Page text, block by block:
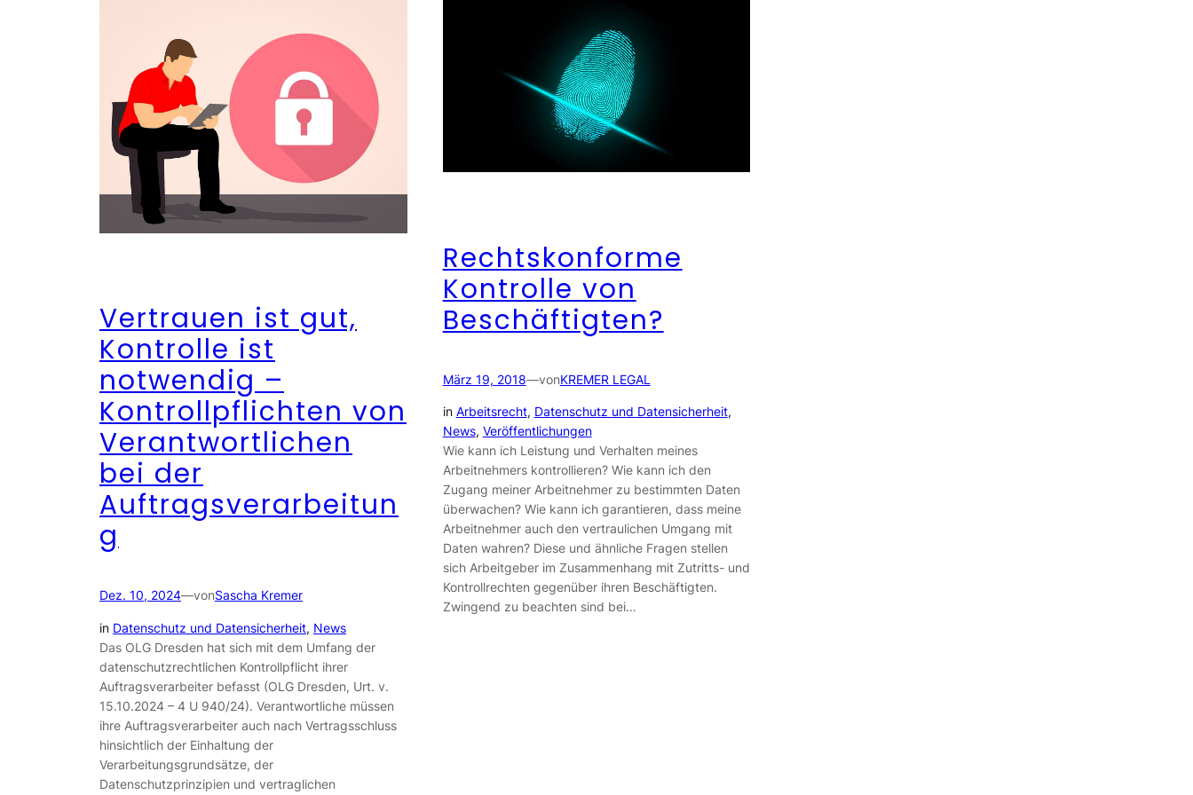
Vertrauen ist gut,
Kontrolle ist
notwendig –
Kontrollpflichten von
Verantwortlichen
bei der
Auftragsverarbeitun
g
Dez. 10, 2024—vonSascha Kremer
in Datenschutz und Datensicherheit, News
Das OLG Dresden hat sich mit dem Umfang der
datenschutzrechtlichen Kontrollpflicht ihrer
Auftragsverarbeiter befasst (OLG Dresden, Urt. v.
15.10.2024 – 4 U 940/24). Verantwortliche müssen
ihre Auftragsverarbeiter auch nach Vertragsschluss
hinsichtlich der Einhaltung der
Verarbeitungsgrundsätze, der
Datenschutzprinzipien und vertraglichen
Rechtskonforme
Kontrolle von
Beschäftigten?
März 19, 2018—vonKREMER LEGAL
in Arbeitsrecht, Datenschutz und Datensicherheit
News, Veröffentlichungen
Wie kann ich Leistung und Verhalten meines
Arbeitnehmers kontrollieren? Wie kann ich den
Zugang meiner Arbeitnehmer zu bestimmten Daten
überwachen? Wie kann ich garantieren, dass meine
Arbeitnehmer auch den vertraulichen Umgang mit
Daten wahren? Diese und ähnliche Fragen stellen
sich Arbeitgeber im Zusammenhang mit Zutritts- und
Kontrollrechten gegenüber ihren Beschäftigten.
Zwingend zu beachten sind bei…